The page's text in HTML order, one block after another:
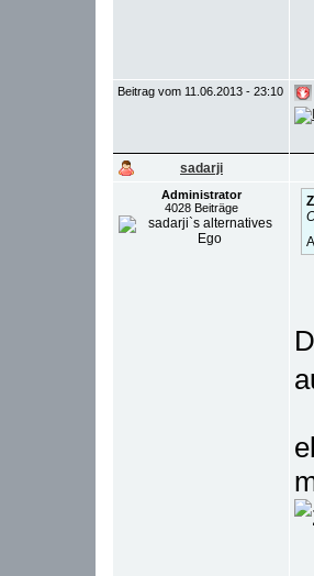
Beitrag vom 11.06.2013 - 23:10
sadarji
Administrator
4028 Beiträge